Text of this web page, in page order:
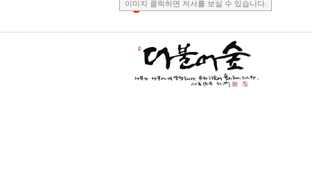
이미지 클릭하면 저서를 보실 수 있습니다.